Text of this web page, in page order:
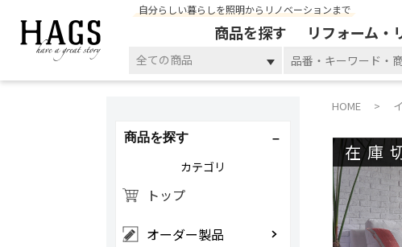
自分らしい暮らしを照明からリノベーションまで
商品を探す リフォーム・
全ての商品
HOME
在庫
商品を探す
カテゴリ
トップ
オーダー製品